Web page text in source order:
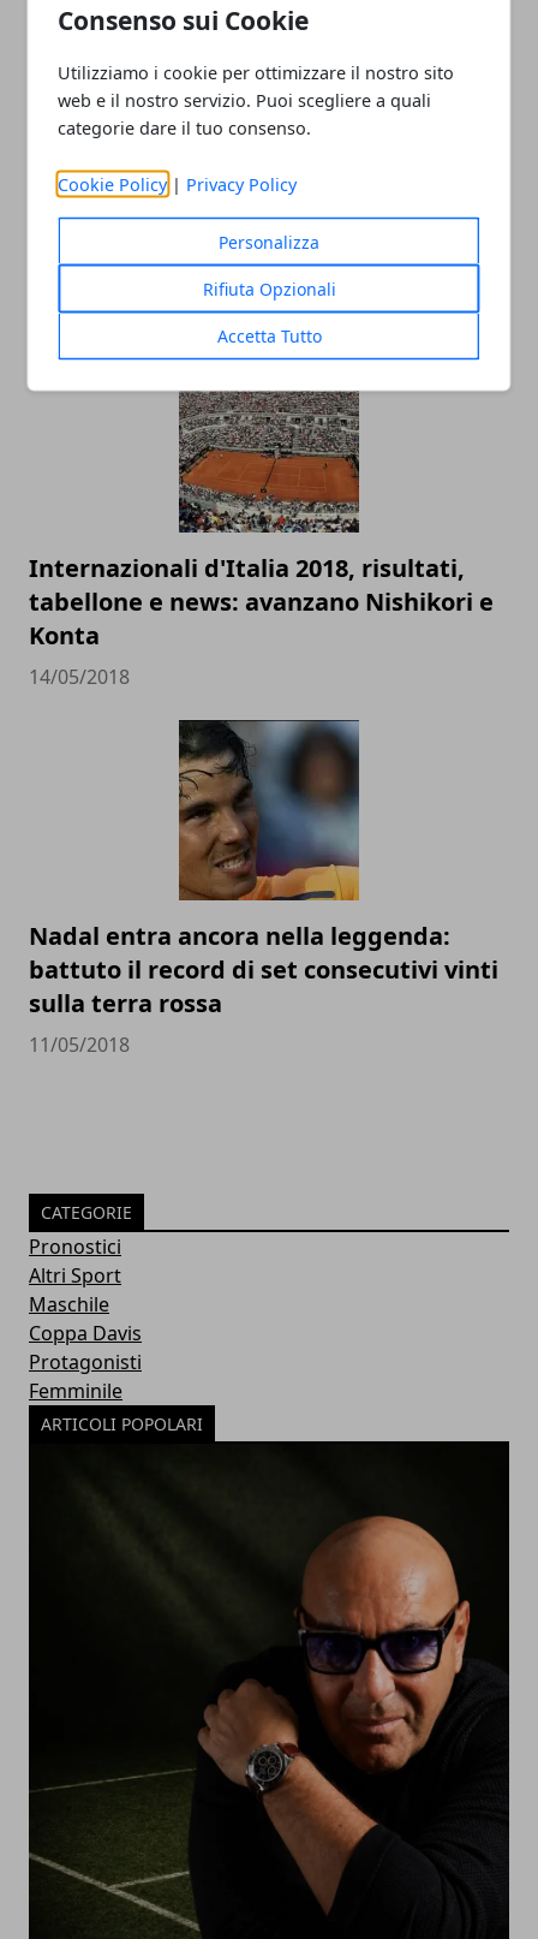
Consenso sui Cookie
Utilizziamo i cookie per ottimizzare il nostro sito
web e il nostro servizio. Puoi scegliere a quali
categorie dare il tuo consenso.
Cookie Policy | Privacy Policy
Personalizza
Rifiuta Opzionali
Accetta Tutto
Racchette da tennis: quanto incidono
sul gioco del principiante
10/12/2018
Internazionali d'Italia 2018, risultati,
tabellone e news: avanzano Nishikori e
Konta
14/05/2018
Nadal entra ancora nella leggenda:
battuto il record di set consecutivi vinti
sulla terra rossa
11/05/2018
CATEGORIE
Pronostici
Altri Sport
Maschile
Coppa Davis
Protagonisti
Femminile
ARTICOLI POPOLARI